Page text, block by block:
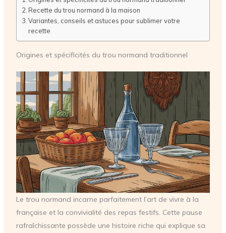
Recette du trou normand à la maison
Variantes, conseils et astuces pour sublimer votre
recette
Origines et spécificités du trou normand traditionnel
Le trou normand incarne parfaitement l’art de vivre à la
française et la convivialité des repas festifs. Cette pause
rafraîchissante possède une histoire riche qui explique sa